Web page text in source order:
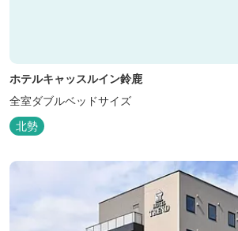
ホテルキャッスルイン鈴鹿
全室ダブルベッドサイズ
北勢